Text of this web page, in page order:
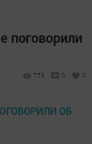
поговорили
758 0 0